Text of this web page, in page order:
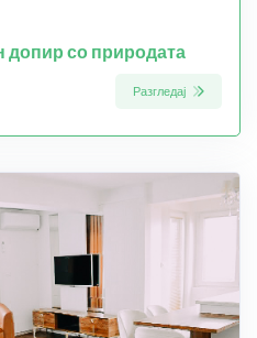
допир со природата
Разгледај